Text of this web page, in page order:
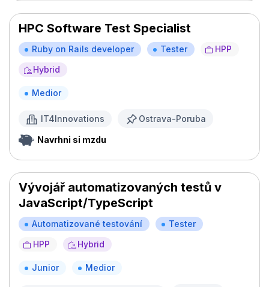
HPC Software Test Specialist
Ruby on Rails developer Tester
HPP
Hybrid
Medior
IT4Innovations Ostrava-Poruba
Navrhni si mzdu
Vývojář automatizovaných testů v
JavaScript/TypeScript
Automatizované testování
Tester
HPP
Hybrid
Junior Medior